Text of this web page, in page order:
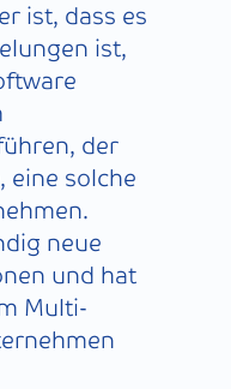
ist, dass es
ist,
der
eine solche
neue
und hat
Multi-